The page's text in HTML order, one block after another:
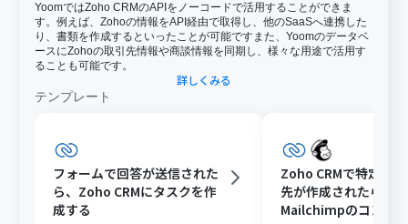
YoomではZoho CRMのAPIをノーコードで活用することができま
す。例えば、Zohoの情報をAPI経由で取得し、他のSaaSへ連携した
り、書類を作成するといったことが可能ですまた、Yoomのデータベ
ースにZohoの取引先情報や商談情報を同期し、様々な用途で活用す
ることも可能です。
詳しくみる
テンプレート
フォームで回答が送信された
ら、Zoho CRMにタスクを作
成する
Zoho CRMで特定条
先が作成されたら、
Mailchimpのコンタ